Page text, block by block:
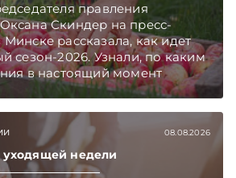
правления
Скиндер на пресс-
рассказала, как идет
сезон-2026. Узнали, по каким
в настоящий момент
сколько
игры в текущем году.
на Telegram‑канал и Viber.
Беларуси — раньше,
08.08.2026
недели